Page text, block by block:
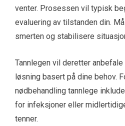
venter. Prosessen vil typisk
evaluering av tilstanden din.
smerten og stabilisere
Tannlegen vil deretter
løsning basert på dine behov.
nødbehandling tannlege
for infeksjoner eller
tenner.